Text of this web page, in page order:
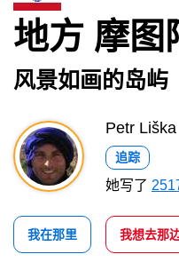
地方 摩图
风景如画的岛屿
Petr Liška
追踪
她写了
我在那里 我想去那